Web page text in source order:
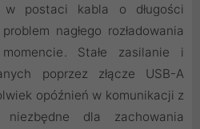
w postaci kabla o długości
nagłego rozładowania
Stałe zasilanie i
poprzez złącze USB-A
opóźnień w komunikacji z
dla zachowania